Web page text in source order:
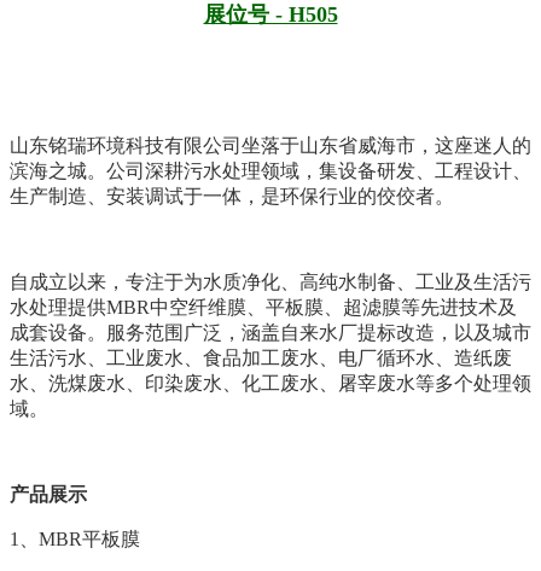
展位号 - H505
山东铭瑞环境科技有限公司坐落于山东省威海市，这座迷人的
滨海之城。公司深耕污水处理领域，集设备研发、工程设计、
生产制造、安装调试于一体，是环保行业的佼佼者。
自成立以来，专注于为水质净化、高纯水制备、工业及生活污
水处理提供MBR中空纤维膜、平板膜、超滤膜等先进技术及
成套设备。服务范围广泛，涵盖自来水厂提标改造，以及城市
生活污水、工业废水、食品加工废水、电厂循环水、造纸废
水、洗煤废水、印染废水、化工废水、屠宰废水等多个处理领
域。
产品展示
1、MBR平板膜